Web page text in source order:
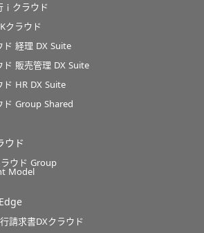
ｉクラウド
クラウド
ド 経理 DX Suite
ド 販売管理 DX Suite
ド HR DX Suite
ド Group Shared
ウド
ラウド Group
Model
請求書DXクラウド